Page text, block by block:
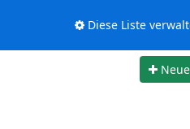
Diese Liste